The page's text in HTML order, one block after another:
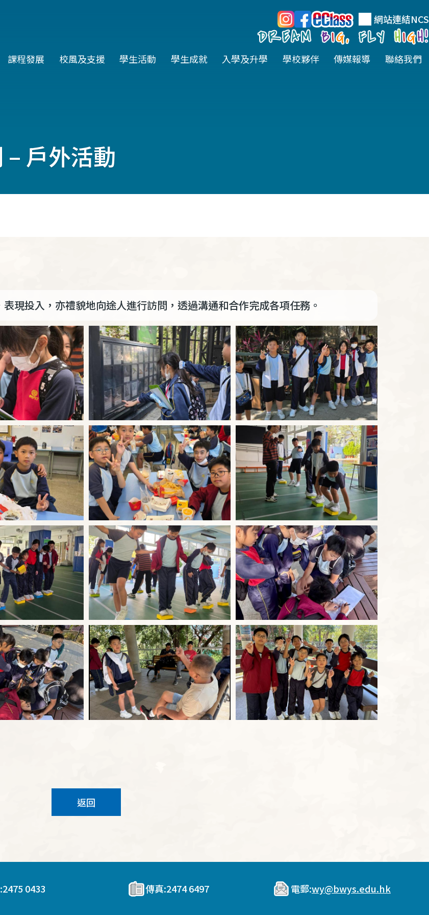
網站連結NCS
課程發展 校風及支援 學生活動 學生成就 入學及升學 學校夥伴 傳媒報導 聯絡我們
戶外活動
現投入，亦禮貌地向途人進行訪問，透過溝通和合作完成各項任務。
返回
2475 0433 傳真:2474 6497 電郵:wy@bwys.edu.hk